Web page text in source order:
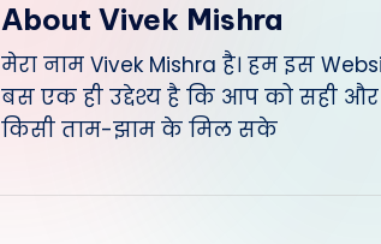
About Vivek Mishra
मेरा नाम Vivek Mishra है। हम इस
बस एक ही उद्देश्य है कि आप को सही
किसी ताम-झाम के मिल सके